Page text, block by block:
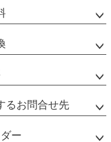
るお問合せ先
ー